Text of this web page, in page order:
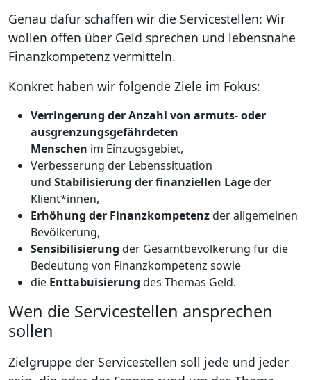
Genau dafür schaffen wir die Servicestellen: Wir
wollen offen über Geld sprechen und lebensnahe
Finanzkompetenz vermitteln.
Konkret haben wir folgende Ziele im Fokus:
Verringerung der Anzahl von armuts- oder
ausgrenzungsgefährdeten
Menschen im Einzugsgebiet,
Verbesserung der Lebenssituation
und Stabilisierung der finanziellen Lageder
Klient*innen,
Erhöhung der Finanzkompetenzder allgemeinen
Bevölkerung,
Sensibilisierung der Gesamtbevölkerung für die
Bedeutung von Finanzkompetenz sowie
die Enttabuisierung des Themas Geld.
Wen die Servicestellen ansprechen
sollen
Zielgruppe der Servicestellen soll jede und jeder